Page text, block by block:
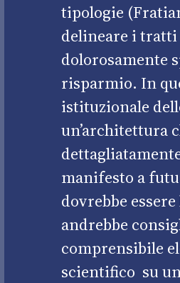
tipologie
delineare i tratti
dolorosamente
risparmio. In
istituzionale
un’architettura
manifesto a
dovrebbe
andrebbe
comprensibile
scientifico su